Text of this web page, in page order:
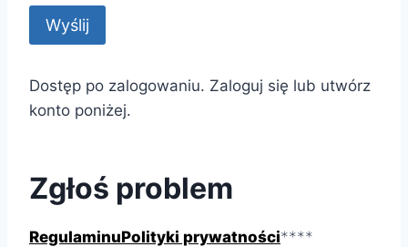
Dostęp po zalogowaniu. Zaloguj się lub utwórz
konto poniżej.
Zgłoś problem
RegulaminuPolityki prywatności****